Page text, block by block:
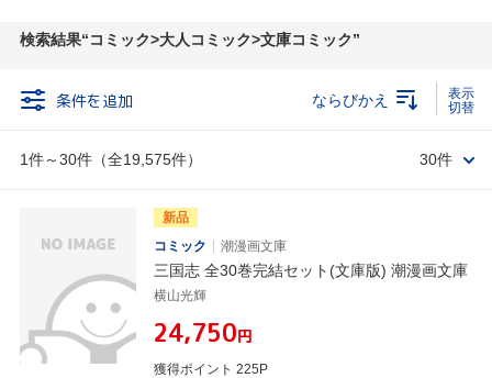
検索結果 コミック>大人コミック>文庫コミック
条件を追加
1件～30件（全19,575件）
ならびかえ
30件
新品
コミック
潮漫画文庫
三国志 全30巻完結セット(文庫版) 潮漫画文庫
横山光輝
¥24,750円
獲得ポイント 225P